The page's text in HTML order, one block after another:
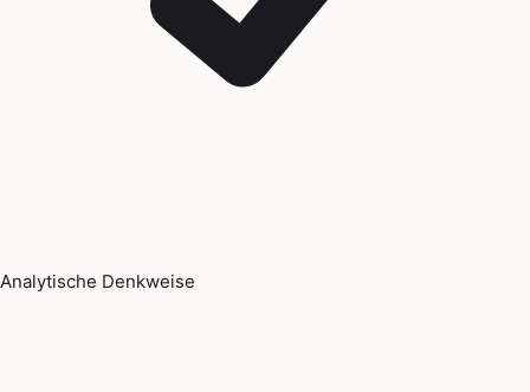
Analytische Denkweise